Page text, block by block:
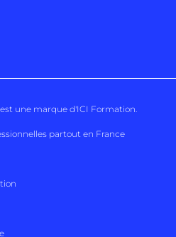
une marque d'ICI Formation.
partout en France